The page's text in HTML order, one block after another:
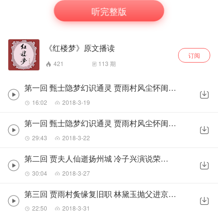
听完整版
《红楼梦》原文播读
421 113 期
订阅
第一回 甄士隐梦幻识通灵 贾雨村风尘怀闺秀（上）
16:02 2018-3-19
第一回 甄士隐梦幻识通灵 贾雨村风尘怀闺秀（下）
29:43 2018-3-22
第二回 贾夫人仙逝扬州城 冷子兴演说荣国府
30:04 2018-3-27
第三回 贾雨村夤缘复旧职 林黛玉抛父进京都（上）
22:50 2018-3-31